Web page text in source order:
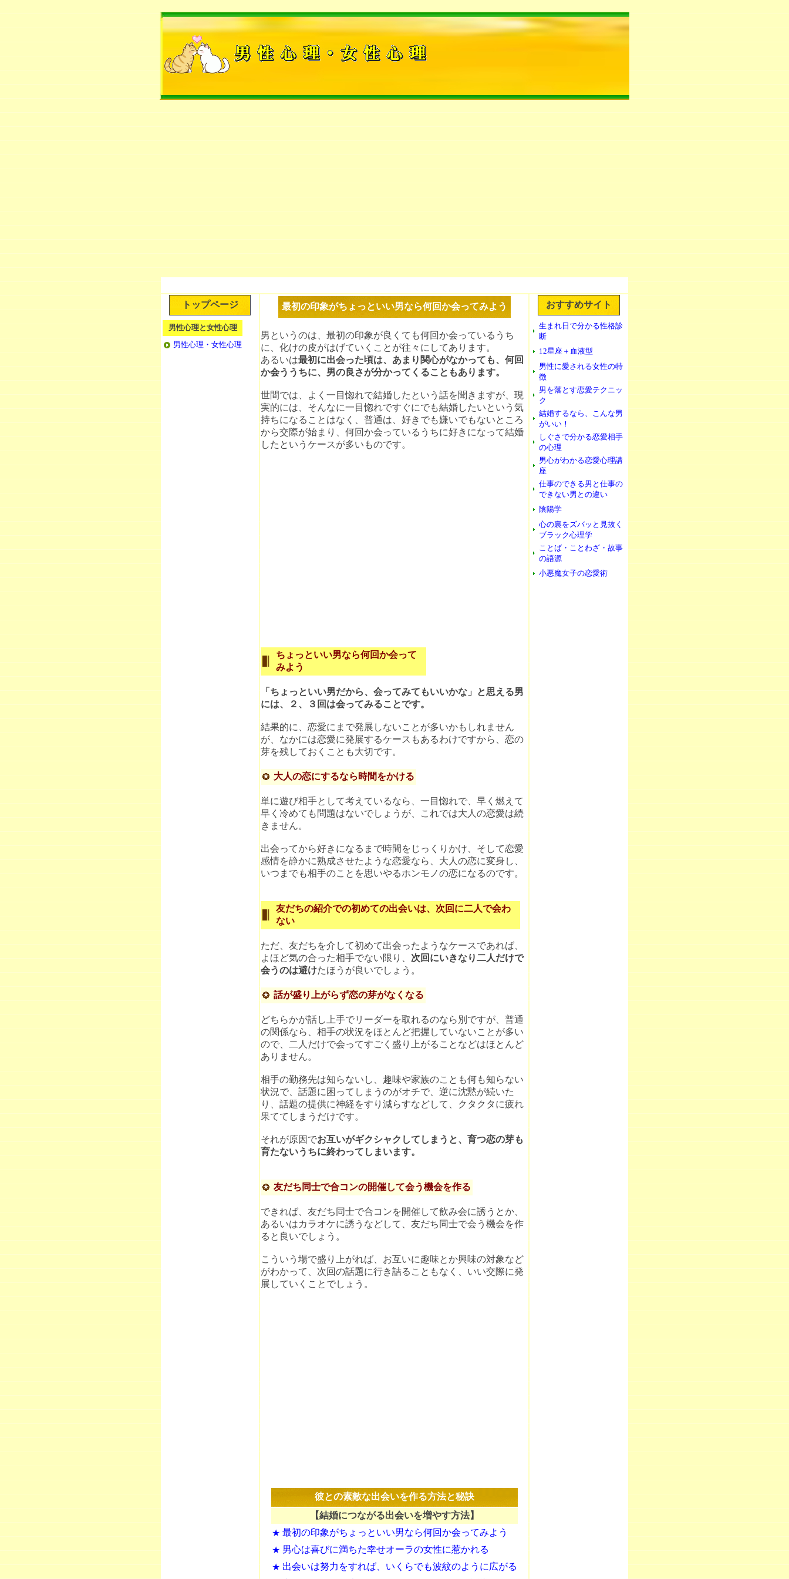
トップページ
男性心理と女性心理
男性心理・女性心理
最初の印象がちょっといい男なら何回か会ってみよう
男というのは、最初の印象が良くても何回か会っているうち
に、化けの皮がはげていくことが往々にしてあります。
あるいは最初に出会った頃は、あまり関心がなかっても、何回
か会ううちに、男の良さが分かってくることもあります。
世間では、よく一目惚れで結婚したという話を聞きますが、現
実的には、そんなに一目惚れですぐにでも結婚したいという気
持ちになることはなく、普通は、好きでも嫌いでもないところ
から交際が始まり、何回か会っているうちに好きになって結婚
したというケースが多いものです。
ちょっといい男なら何回か会って
みよう
「ちょっといい男だから、会ってみてもいいかな」と思える男
には、２、３回は会ってみることです。
結果的に、恋愛にまで発展しないことが多いかもしれません
が、なかには恋愛に発展するケースもあるわけですから、恋の
芽を残しておくことも大切です。
大人の恋にするなら時間をかける
単に遊び相手として考えているなら、一目惚れで、早く燃えて
早く冷めても問題はないでしょうが、これでは大人の恋愛は続
きません。
出会ってから好きになるまで時間をじっくりかけ、そして恋愛
感情を静かに熟成させたような恋愛なら、大人の恋に変身し、
いつまでも相手のことを思いやるホンモノの恋になるのです。
友だちの紹介での初めての出会いは、次回に二人で会わ
ない
ただ、友だちを介して初めて出会ったようなケースであれば、
よほど気の合った相手でない限り、 次回にいきなり二人だけで
会うのは避けたほうが良いでしょう。
話が盛り上がらず恋の芽がなくなる
どちらかが話し上手でリーダーを取れるのなら別ですが、普通
の関係なら、相手の状況をほとんど把握していないことが多い
ので、二人だけで会ってすごく盛り上がることなどはほとんど
ありません。
相手の勤務先は知らないし、趣味や家族のことも何も知らない
状況で、話題に困ってしまうのがオチで、逆に沈黙が続いた
り、話題の提供に神経をすり減らすなどして、クタクタに疲れ
果ててしまうだけです。
それが原因でお互いがギクシャクしてしまうと、育つ恋の芽も
育たないうちに終わってしまいます。
友だち同士で合コンの開催して会う機会を作る
できれば、友だち同士で合コンを開催して飲み会に誘うとか、
あるいはカラオケに誘うなどして、友だち同士で会う機会を作
ると良いでしょう。
こういう場で盛り上がれば、お互いに趣味とか興味の対象など
がわかって、次回の話題に行き詰ることもなく、いい交際に発
展していくことでしょう。
彼との素敵な出会いを作る方法と秘訣
【結婚につながる出会いを増やす方法】
★ 最初の印象がちょっといい男なら何回か会ってみよう
★ 男心は喜びに満ちた幸せオーラの女性に惹かれる
★ 出会いは努力をすれば、いくらでも波紋のように広がる
おすすめサイト
生まれ日で分かる性格診
断
12星座＋血液型
男性に愛される女性の特
徴
男を落とす恋愛テクニッ
ク
結婚するなら、こんな男
がいい！
しぐさで分かる恋愛相手
の心理
男心がわかる恋愛心理講
座
仕事のできる男と仕事の
できない男との違い
陰陽学
心の裏をズバッと見抜く
ブラック心理学
ことば・ことわざ・故事
の語源
小悪魔女子の恋愛術